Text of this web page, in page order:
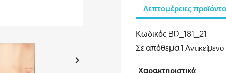

Λεπτομέρειες
Κωδικός BD_181_21
Σε απόθεμα1 Αντικείμενο
Χαρακτηριστικά